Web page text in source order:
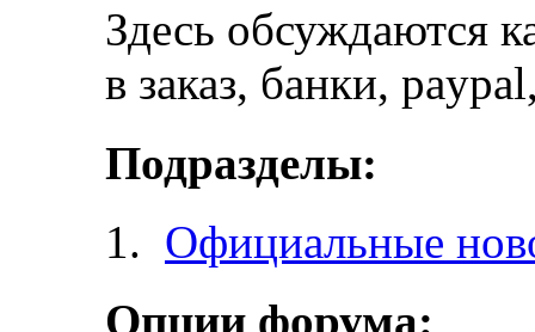
Здесь обсуждаются
в заказ, банки,
Подразделы:
Официальные
Опции форума: